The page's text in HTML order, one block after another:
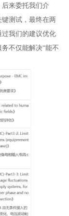
来委托我们介
测试，最终在两
我们的建议优化
不仅能解决“能不